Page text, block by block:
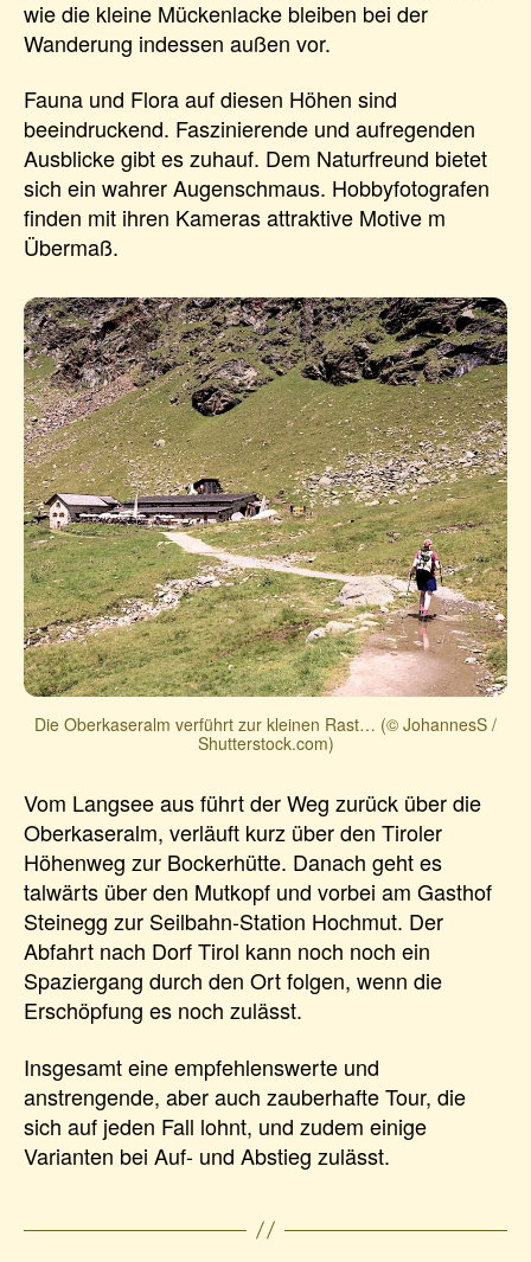
wie die kleine Mückenlacke bleiben bei der
Wanderung indessen außen vor.
Fauna und Flora auf diesen Höhen sind
beeindruckend. Faszinierende und aufregenden
Ausblicke gibt es zuhauf. Dem Naturfreund bietet
sich ein wahrer Augenschmaus. Hobbyfotografen
finden mit ihren Kameras attraktive Motive m
Übermaß.
Die Oberkaseralm verführt zur kleinen Rast… (© JohannesS /
Shutterstock.com)
Vom Langsee aus führt der Weg zurück über die
Oberkaseralm, verläuft kurz über den Tiroler
Höhenweg zur Bockerhütte. Danach geht es
talwärts über den Mutkopf und vorbei am Gasthof
Steinegg zur Seilbahn-Station Hochmut. Der
Abfahrt nach Dorf Tirol kann noch noch ein
Spaziergang durch den Ort folgen, wenn die
Erschöpfung es noch zulässt.
Insgesamt eine empfehlenswerte und
anstrengende, aber auch zauberhafte Tour, die
sich auf jeden Fall lohnt, und zudem einige
Varianten bei Auf- und Abstieg zulässt.